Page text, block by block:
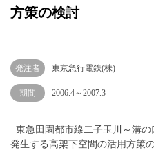
方策の検討
発注者 東京急行電鉄(株)
期間 2006.4～2007.3
東急田園都市線二子玉川～溝
発生する高架下空間の活用方策